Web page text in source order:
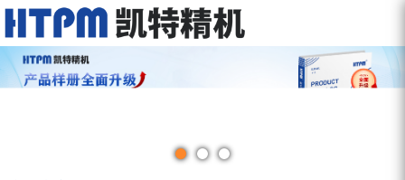
走进凯特
关于我们
产品中心
直线导轨
服务中心
型录下载
新闻中心
新闻动态
联系我们
联系方式